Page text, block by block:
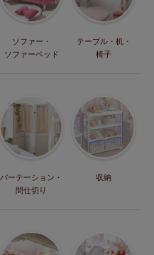
ソファー・
ソファーベッド
テーブル・机・
椅子
パーテーション・
間仕切り
収納